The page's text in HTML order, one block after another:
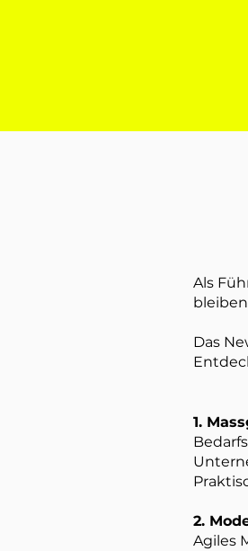
Als
Das
1.
2.
Agiles